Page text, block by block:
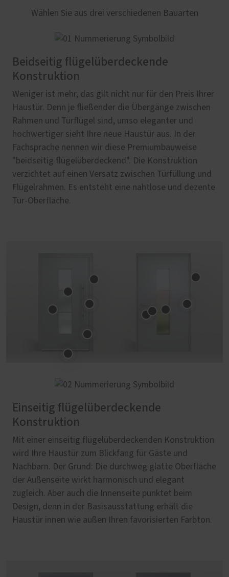
Wählen Sie aus drei verschiedenen Bauarten
Beidseitig flügelüberdeckende
Konstruktion
Weniger ist mehr, das gilt nicht nur für den Preis Ihrer
Haustür. Denn je fließender die Übergänge zwischen
Rahmen und Türflügel sind, umso eleganter und
hochwertiger sieht Ihre neue Haustür aus. In der
Fachsprache nennen wir diese Premiumbauweise
"beidseitig flügelüberdeckend". Die Konstruktion
verzichtet auf einen Versatz zwischen Türfüllung und
Flügelrahmen. Es entsteht eine nahtlose und dezente
Tür-Oberfläche.
Einseitig flügelüberdeckende
Konstruktion
Mit einer einseitig flügelüberdeckenden Konstruktion
wird Ihre Haustür zum Blickfang für Gäste und
Nachbarn. Der Grund: Die durchweg glatte Oberfläche
der Außenseite wirkt harmonisch und elegant
zugleich. Aber auch die Innenseite punktet beim
Design, denn in der Basisausstattung erhält die
Haustür innen wie außen Ihren favorisierten Farbton.